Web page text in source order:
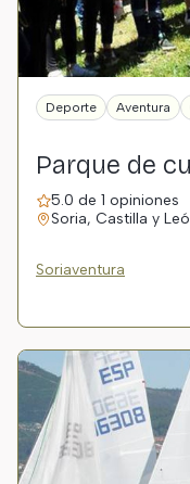
Deporte Aventura
Parque de
5.0 de 1 opiniones
Soria, Castilla y
Soriaventura